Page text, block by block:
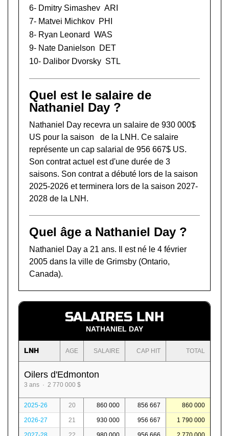
6- Dmitry Simashev ARI
7- Matvei Michkov PHI
8- Ryan Leonard WAS
9- Nate Danielson
DET
10- Dalibor Dvorsky STL
Quel est le salaire de
Nathaniel Day ?
Nathaniel Day recevra un salaire de 930 000$
US pour la saison de la LNH. Ce salaire
représente un cap salarial de 956 667$ US.
Son contrat actuel est d'une durée de 3
saisons. Son contrat a débuté lors de la saison
2025-2026 et terminera lors de la saison 2027-
2028 de la LNH.
Quel âge a Nathaniel Day ?
Nathaniel Day a 21 ans. Il est né le 4 février
2005 dans la ville de Grimsby (Ontario,
Canada).
SALAIRES LNH
NATHANIEL DAY
LNH AGE SALAIRE CAP HIT TOTAL
Oilers d'Edmonton
3 ans · 2 770 000 $
2025-26 20 860 000 856 667 860 000
2026-27 21 930 000 956 667 1 790 000